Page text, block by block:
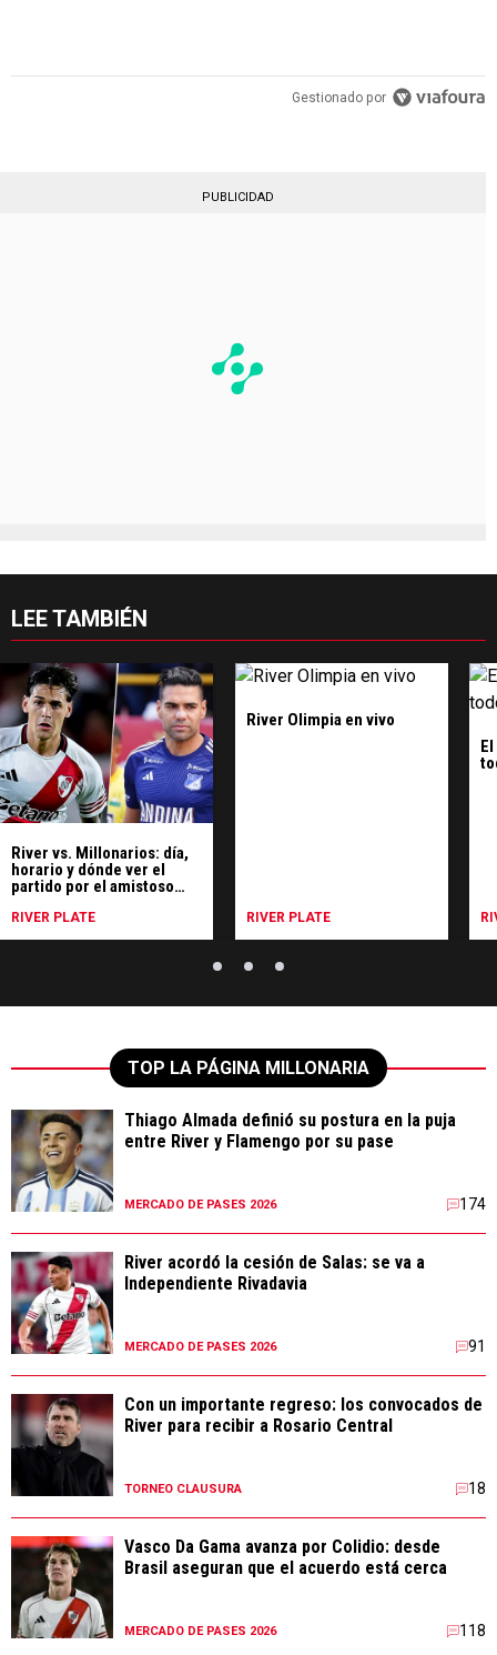
Gestionado por
PUBLICIDAD
LEE TAMBIÉN
River vs. Millonarios: día,
horario y dónde ver el
partido por el amistoso
RIVER PLATE
River Olimpia en vivo
RIVER PLATE
TOP LA PÁGINA MILLONARIA
Thiago Almada definió su postura en la puja
entre River y Flamengo por su pase
MERCADO DE PASES 2026 174
River acordó la cesión de Salas: se va a
Independiente Rivadavia
MERCADO DE PASES 2026 91
Con un importante regreso: los convocados de
River para recibir a Rosario Central
TORNEO CLAUSURA 18
Vasco Da Gama avanza por Colidio: desde
Brasil aseguran que el acuerdo está cerca
MERCADO DE PASES 2026 118